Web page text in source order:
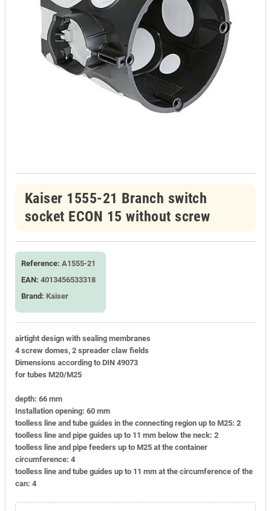
Kaiser 1555-21 Branch switch
socket ECON 15 without screw
Reference: A1555-21
EAN: 4013456533318
Brand: Kaiser
airtight design with sealing membranes
4 screw domes, 2 spreader claw fields
Dimensions according to DIN 49073
for tubes M20/M25
depth: 66 mm
Installation opening: 60 mm
toolless line and tube guides in the connecting region up to M25: 2
toolless line and pipe guides up to 11 mm below the neck: 2
toolless line and pipe feeders up to M25 at the container
circumference: 4
toolless line and tube guides up to 11 mm at the circumference of the
can: 4